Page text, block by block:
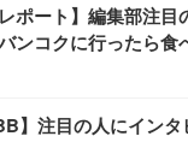
ポート】編集部注
ンコクに行ったら食
】注目の人にイン